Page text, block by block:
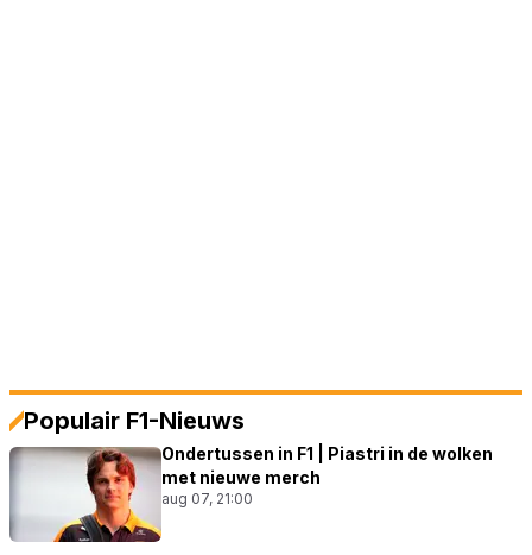
Populair F1-Nieuws
Ondertussen in F1 | Piastri in de wolken
met nieuwe merch
aug 07, 21:00